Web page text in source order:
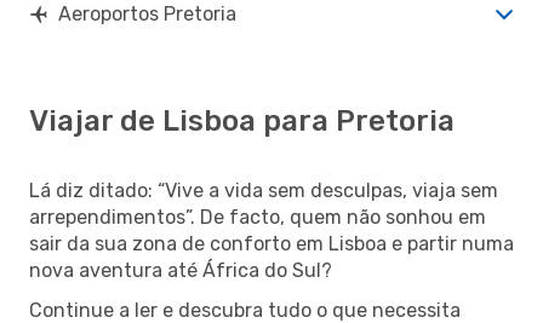
Aeroportos Pretoria
Viajar de Lisboa para Pretoria
Lá diz ditado: “Vive a vida sem desculpas, viaja sem
arrependimentos”. De facto, quem não sonhou em
sair da sua zona de conforto em Lisboa e partir numa
nova aventura até África do Sul?
Continue a ler e descubra tudo o que necessita